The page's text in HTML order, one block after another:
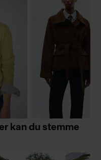
kan du stemme